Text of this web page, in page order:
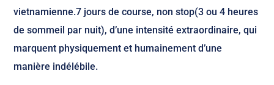
vietnamienne.7 jours de course, non stop(3 ou 4 heures
de sommeil par nuit), d’une intensité extraordinaire, qui
marquent physiquement et humainement d’une
manière indélébile.